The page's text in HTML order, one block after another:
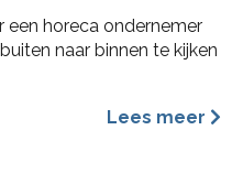
een horeca ondernemer
naar binnen te kijken
Lees meer